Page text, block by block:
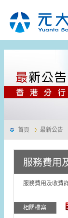
首頁 最新公告
服務費用
服務費用及收費
相關檔案